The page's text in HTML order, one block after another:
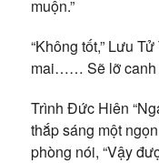
muộn.”
“Không tốt,” Lưu
mai…… Sẽ lỡ
Trình Đức Hiên
thắp sáng một
phòng nói, “Vậy